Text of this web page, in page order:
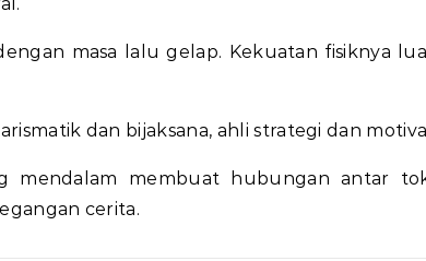
masa lalu gelap. Kekuatan fisiknya
dan bijaksana, ahli strategi dan
mendalam membuat hubungan antar
cerita.